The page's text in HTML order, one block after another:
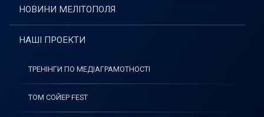
НОВИНИ МЕЛІТОПОЛЯ
НАШІ ПРОЕКТИ
ТРЕНІНГИ ПО МЕДІАГРАМОТНОСТІ
ТОМ СОЙЕР FEST